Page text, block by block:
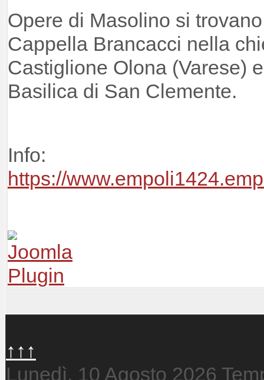
Opere di Masolino si
Cappella Brancacci nella
Castiglione Olona (Varese)
Basilica di San Clemente.
Info:
https://
↑↑↑
Lunedì, 10 Agosto 2026